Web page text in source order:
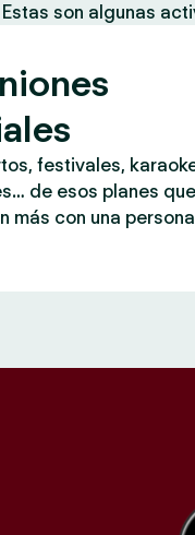
son algunas
festivales,
de esos planes
más con una persona